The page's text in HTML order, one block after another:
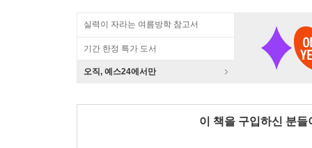
실력이 자라는 여름방학 참고서
기간 한정 특가 도서
오직, 예스24에서만
이 책을 구입하신 분